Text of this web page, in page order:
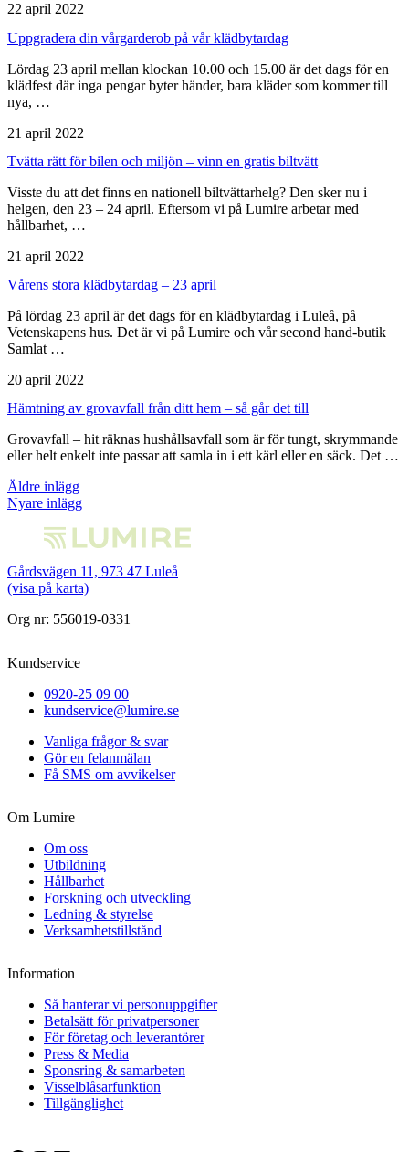
22 april 2022
Uppgradera din vår­garderob på vår klädbytar­dag
Lördag 23 april mellan klockan 10.00 och 15.00 är det dags för en
klädfest där inga pengar byter händer, bara kläder som kommer till
nya, …
21 april 2022
Tvätta rätt för bilen och miljön – vinn en gratis biltvätt
Visste du att det finns en nationell biltvättarhelg? Den sker nu i
helgen, den 23 – 24 april. Eftersom vi på Lumire arbetar med
hållbarhet, …
21 april 2022
Vårens stora klädbytardag – 23 april
På lördag 23 april är det dags för en klädbytardag i Luleå, på
Vetenskapens hus. Det är vi på Lumire och vår second hand-butik
Samlat …
20 april 2022
Hämtning av grovavfall från ditt hem – så går det till
Grovavfall – hit räknas hushållsavfall som är för tungt, skrymmande
eller helt enkelt inte passar att samla in i ett kärl eller en säck. Det …
Inläggsnavigering
Äldre inlägg
Nyare inlägg
Gårdsvägen 11, 973 47 Luleå
(visa på karta)
Org nr: 556019-0331
Kundservice
0920-25 09 00
kundservice@lumire.se
Vanliga frågor & svar
Gör en felanmälan
Få SMS om avvikelser
Om Lumire
Om oss
Utbildning
Hållbarhet
Forskning och utveckling
Ledning & styrelse
Verksamhetstillstånd
Information
Så hanterar vi personuppgifter
Betalsätt för privatpersoner
För företag och leverantörer
Press & Media
Sponsring & samarbeten
Visselblåsarfunktion
Tillgänglighet